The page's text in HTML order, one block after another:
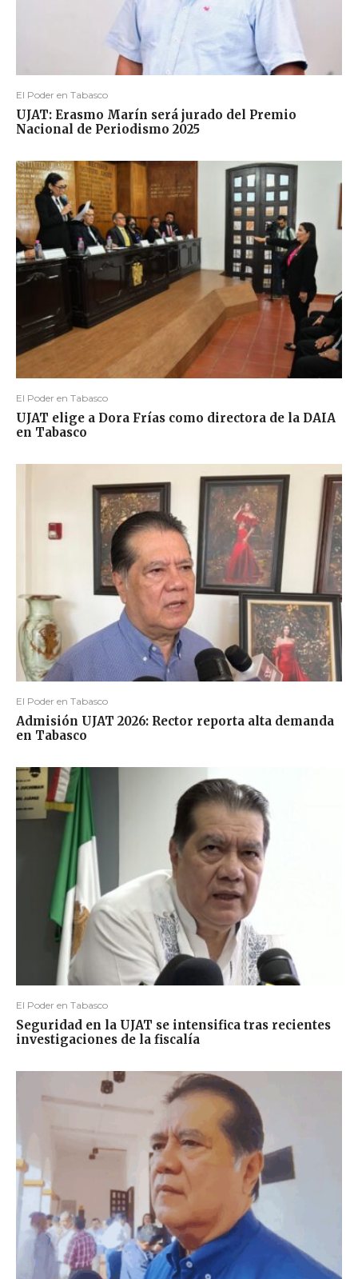
El Poder en Tabasco
UJAT: Erasmo Marín será jurado del Premio
Nacional de Periodismo 2025
El Poder en Tabasco
UJAT elige a Dora Frías como directora de la DAIA
en Tabasco
El Poder en Tabasco
Admisión UJAT 2026: Rector reporta alta demanda
en Tabasco
El Poder en Tabasco
Seguridad en la UJAT se intensifica tras recientes
investigaciones de la fiscalía